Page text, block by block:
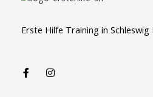
Erste Hilfe Training in